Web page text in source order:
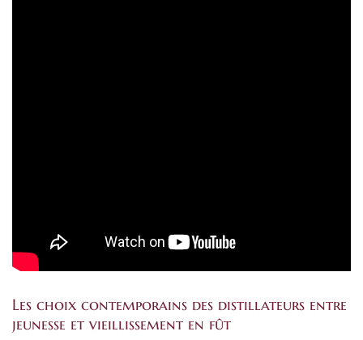
Les choix contemporains des distillateurs entre
jeunesse et vieillissement en fût